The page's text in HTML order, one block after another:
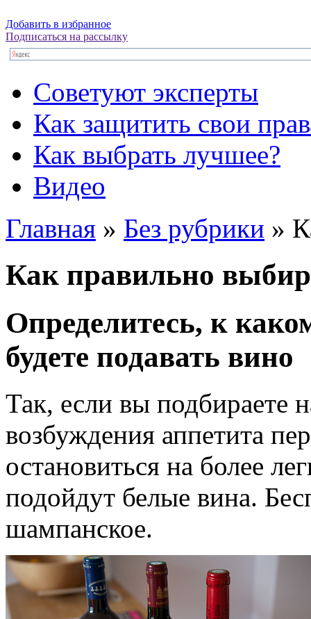
Добавить в избранное
Подписаться на рассылку
Советуют эксперты
Как защитить свои
Как выбрать лучшее?
Видео
Главная » Без рубрики »
Как правильно
Определитесь, к
будете подавать вино
Так, если вы подбираете
возбуждения аппетита
остановиться на более
подойдут белые вина.
шампанское.